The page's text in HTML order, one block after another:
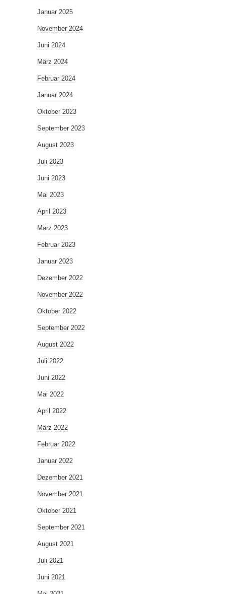
Januar 2025
November 2024
Juni 2024
März 2024
Februar 2024
Januar 2024
Oktober 2023
September 2023
August 2023
Juli 2023
Juni 2023
Mai 2023
April 2023
März 2023
Februar 2023
Januar 2023
Dezember 2022
November 2022
Oktober 2022
September 2022
August 2022
Juli 2022
Juni 2022
Mai 2022
April 2022
März 2022
Februar 2022
Januar 2022
Dezember 2021
November 2021
Oktober 2021
September 2021
August 2021
Juli 2021
Juni 2021